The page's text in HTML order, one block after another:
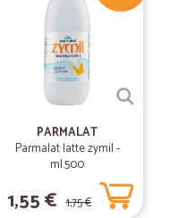
PARMALAT
Parmalat latte zymil -
ml.500
1,55 € 1,75 €